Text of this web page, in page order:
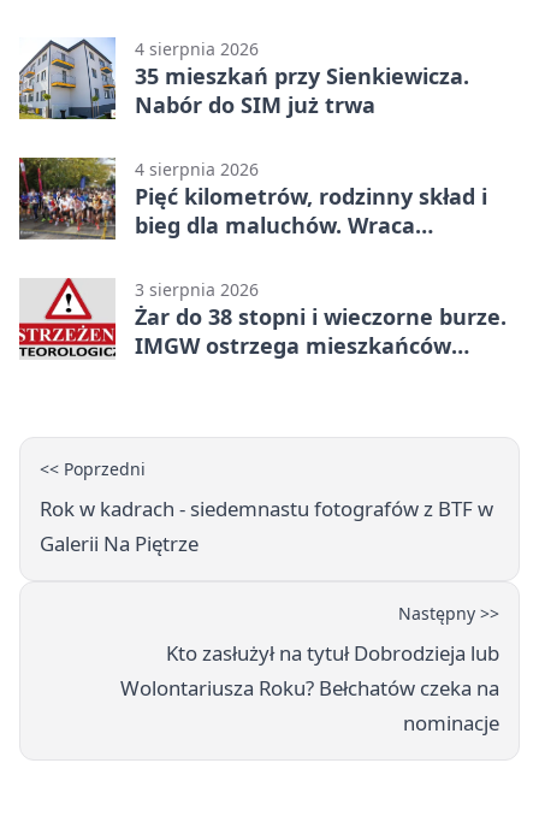
4 sierpnia 2026
35 mieszkań przy Sienkiewicza.
Nabór do SIM już trwa
4 sierpnia 2026
Pięć kilometrów, rodzinny skład i
bieg dla maluchów. Wraca
3 sierpnia 2026
Żar do 38 stopni i wieczorne burze.
IMGW ostrzega mieszkańców
<< Poprzedni
Rok w kadrach - siedemnastu fotografów z BTF w
Galerii Na Piętrze
Następny >>
Kto zasłużył na tytuł Dobrodzieja lub
Wolontariusza Roku? Bełchatów czeka na
nominacje